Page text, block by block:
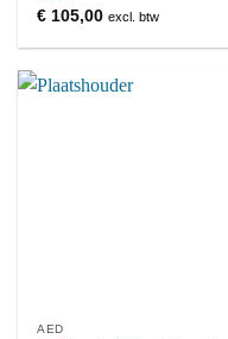
€ 105,00 excl. btw
AED